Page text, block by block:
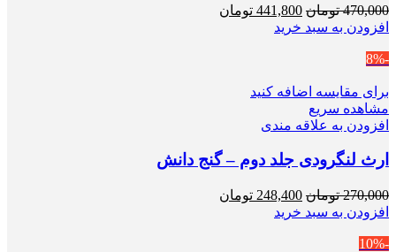
470,000 تومان قیمت
اصلی
441,800 تومان
افزودن به سبد خرید
-8%
برای مقایسه اضافه کنید
مشاهده سریع
افزودن به علاقه مندی
ارث لنگرودی جلد دوم – گنج دانش
270,000 تومان قیمت
اصلی
248,400 تومان
افزودن به سبد خرید
-10%